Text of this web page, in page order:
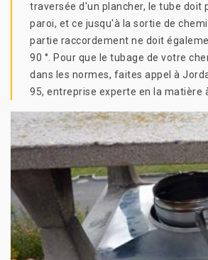
traversée d'un plancher, le tube doit
paroi, et ce jusqu'à la sortie de
partie raccordement ne doit
90 °. Pour que le tubage de votre
dans les normes, faites appel à
95, entreprise experte en la matière